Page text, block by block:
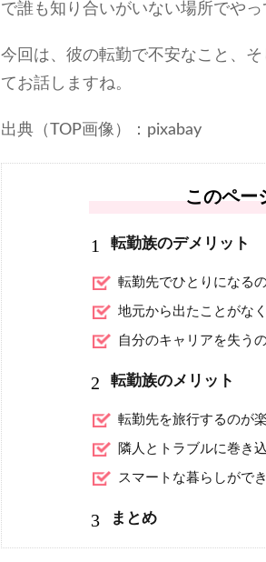
で誰も知り合いがいない場所でや
今回は、彼の転勤で不安なこと、そ
てお話しますね。
出典（TOP画像）：pixabay
このペー
1 転勤族のデメリット
転勤先でひとりになる
地元から出たことがな
自分のキャリアを失う
2 転勤族のメリット
転勤先を旅行するのが
隣人とトラブルに巻き
スマートな暮らしがで
3 まとめ